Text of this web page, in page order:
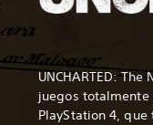
UNCHARTED:
juegos totalmente
PlayStation 4,